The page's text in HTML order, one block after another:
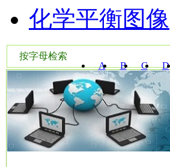
化学平衡图像
按字母检索
A
B C D
W Y